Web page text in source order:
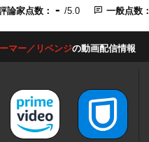
論家点数： - /5.0 一般点数：
マー／リベンジの動画配信情報